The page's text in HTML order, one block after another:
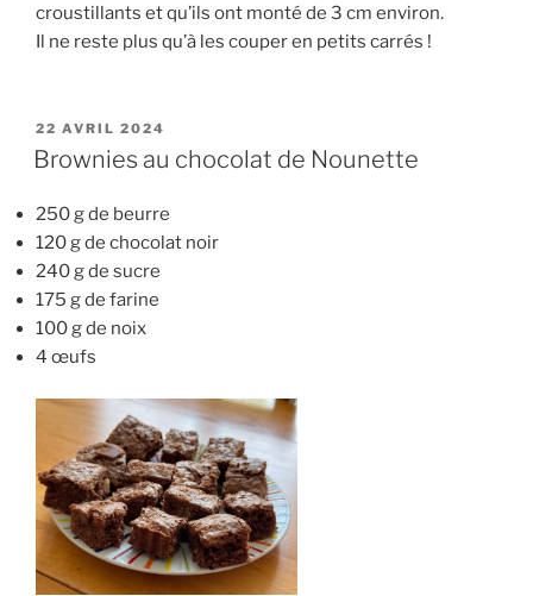
croustillants et qu’ils ont monté de 3 cm environ.
Il ne reste plus qu’à les couper en petits carrés !
PUBLIÉ
LE
22 AVRIL 2024
Brownies au chocolat de Nounette
250 g de beurre
120 g de chocolat noir
240 g de sucre
175 g de farine
100 g de noix
4 œufs